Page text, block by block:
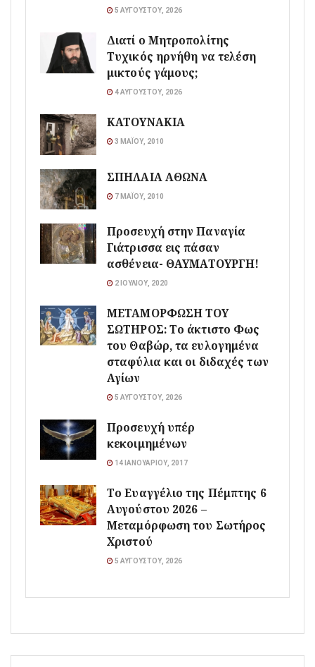
5 ΑΥΓΟΎΣΤΟΥ, 2026
Διατί ο Μητροπολίτης
Τυχικός ηρνήθη να τελέση
μικτούς γάμους;
4 ΑΥΓΟΎΣΤΟΥ, 2026
ΚΑΤΟΥΝΑΚΙΑ
3 ΜΑΪ́ΟΥ, 2010
ΣΠΗΛΑΙΑ ΑΘΩΝΑ
7 ΜΑΪ́ΟΥ, 2010
Προσευχή στην Παναγία
Γιάτρισσα εις πάσαν
ασθένεια- ΘΑΥΜΑΤΟΥΡΓΗ!
2 ΙΟΥΛΊΟΥ, 2020
ΜΕΤΑΜΟΡΦΩΣΗ ΤΟΥ
ΣΩΤΗΡΟΣ: Το άκτιστο Φως
του Θαβώρ, τα ευλογημένα
σταφύλια και οι διδαχές των
Αγίων
5 ΑΥΓΟΎΣΤΟΥ, 2026
Προσευχή υπέρ
κεκοιμημένων
14 ΙΑΝΟΥΑΡΊΟΥ, 2017
Το Ευαγγέλιο της Πέμπτης 6
Αυγούστου 2026 –
Μεταμόρφωση του Σωτήρος
Χριστού
5 ΑΥΓΟΎΣΤΟΥ, 2026